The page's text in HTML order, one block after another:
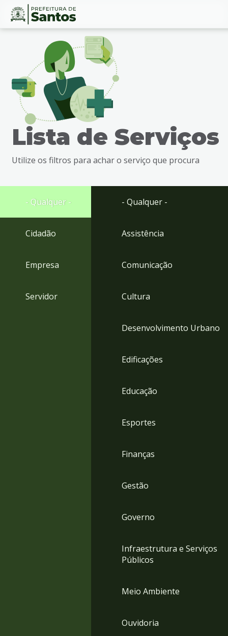
Ir
busca
Ir
rodapé
Conteúdo
Lista de Serviços
Utilize os filtros para achar o serviço que procura
- Qualquer -
Cidadão
Empresa
Servidor
- Qualquer -
Assistência
Comunicação
Cultura
Desenvolvimento Urbano
Edificações
Educação
Esportes
Finanças
Gestão
Governo
Infraestrutura e Serviços
Públicos
Meio Ambiente
Ouvidoria